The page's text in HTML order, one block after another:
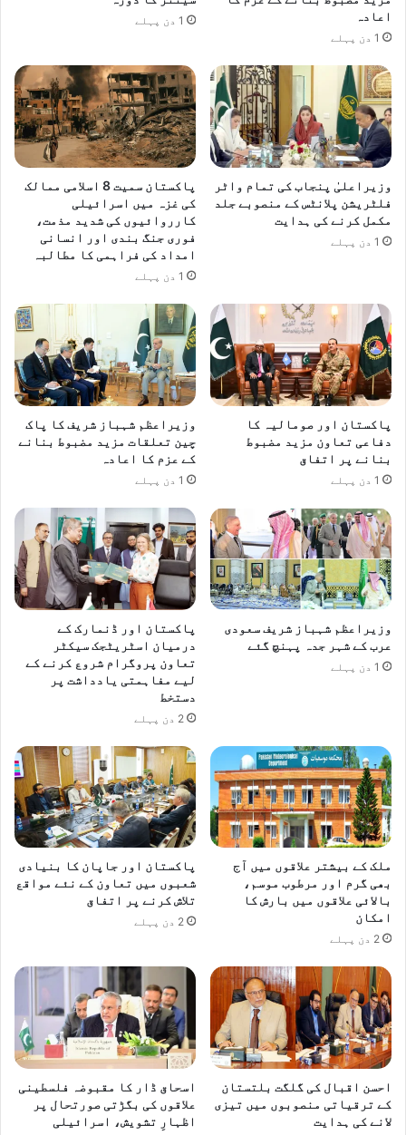
اعادہ
1 دن پہلے
1 دن پہلے
وزیراعلیٰ پنجاب کی تمام واٹر
فلٹریشن پلانٹس کے منصوبے جلد
مکمل کرنے کی ہدایت
1 دن پہلے
پاکستان سمیت 8 اسلامی ممالک
کی غزہ میں اسرائیلی
کارروائیوں کی شدید مذمت،
فوری جنگ بندی اور انسانی
امداد کی فراہمی کا مطالبہ
1 دن پہلے
پاکستان اور صومالیہ کا
دفاعی تعاون مزید مضبوط
بنانے پر اتفاق
1 دن پہلے
وزیراعظم شہباز شریف کا پاک
چین تعلقات مزید مضبوط بنانے
کے عزم کا اعادہ
1 دن پہلے
وزیراعظم شہباز شریف سعودی
عرب کے شہر جدہ پہنچ گئے
1 دن پہلے
پاکستان اور ڈنمارک کے
درمیان اسٹریٹجک سیکٹر
تعاون پروگرام شروع کرنے کے
لیے مفاہمتی یادداشت پر
دستخط
2 دن پہلے
ملک کے بیشتر علاقوں میں آج
بھی گرم اور مرطوب موسم،
بالائی علاقوں میں بارش کا
امکان
2 دن پہلے
پاکستان اور جاپان کا بنیادی
شعبوں میں تعاون کے نئے مواقع
تلاش کرنے پر اتفاق
2 دن پہلے
احسن اقبال کی گلگت بلتستان
کے ترقیاتی منصوبوں میں تیزی
لانے کی ہدایت
اسحاق ڈار کا مقبوضہ فلسطینی
علاقوں کی بگڑتی صورتحال پر
اظہارِ تشویش، اسرائیلی